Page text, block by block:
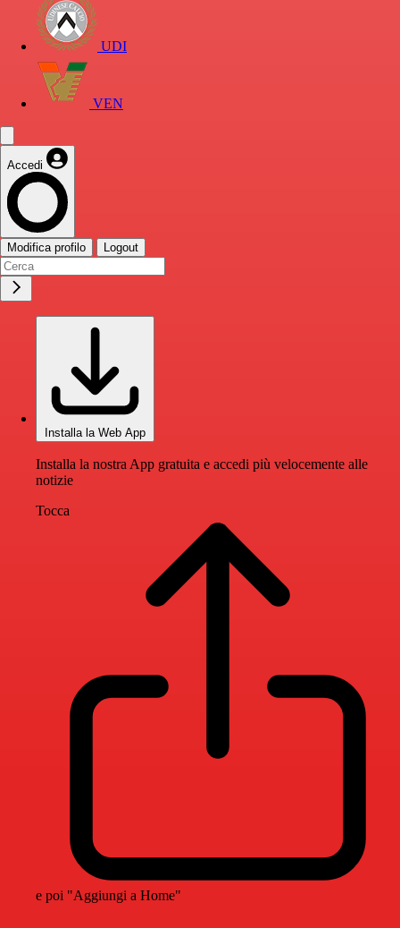
UDI
VEN
Accedi
Modifica profilo Logout
Installa la Web App
Installa la nostra App gratuita e accedi più velocemente alle
notizie
Tocca
e poi "Aggiungi a Home"